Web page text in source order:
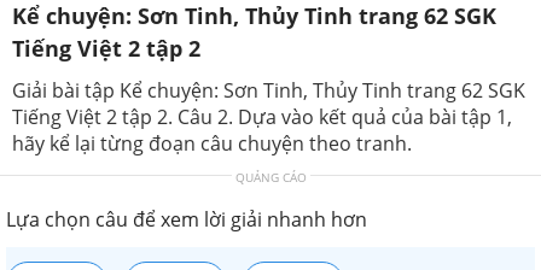
Kể chuyện: Sơn Tinh, Thủy Tinh trang 62 SGK
Tiếng Việt 2 tập 2
Giải bài tập Kể chuyện: Sơn Tinh, Thủy Tinh trang 62 SGK
Tiếng Việt 2 tập 2. Câu 2. Dựa vào kết quả của bài tập 1,
hãy kể lại từng đoạn câu chuyện theo tranh.
QUẢNG CÁO
Lựa chọn câu để xem lời giải nhanh hơn